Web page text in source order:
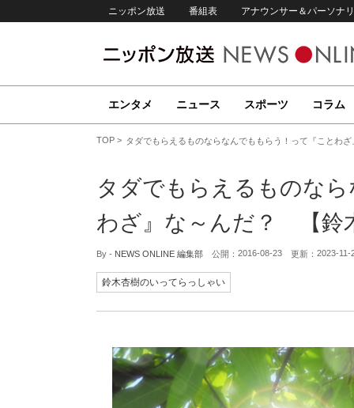
ニッポン放送 番組表 アナウンサー＆パーソナ
エンタメ ニュース スポーツ コラム
TOP タダでもらえるものならなんでももらう！って『ことわ
タダでもらえるものな
わざ』な～んだ？ 【鈴
By - NEWS ONLINE 編集部 公開： 2016-08-23 更新： 2023-11-
鈴木杏樹のいってらっしゃい